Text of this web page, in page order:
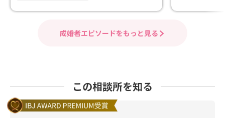
成婚者エピソードをもっと見る
この相談所を知る